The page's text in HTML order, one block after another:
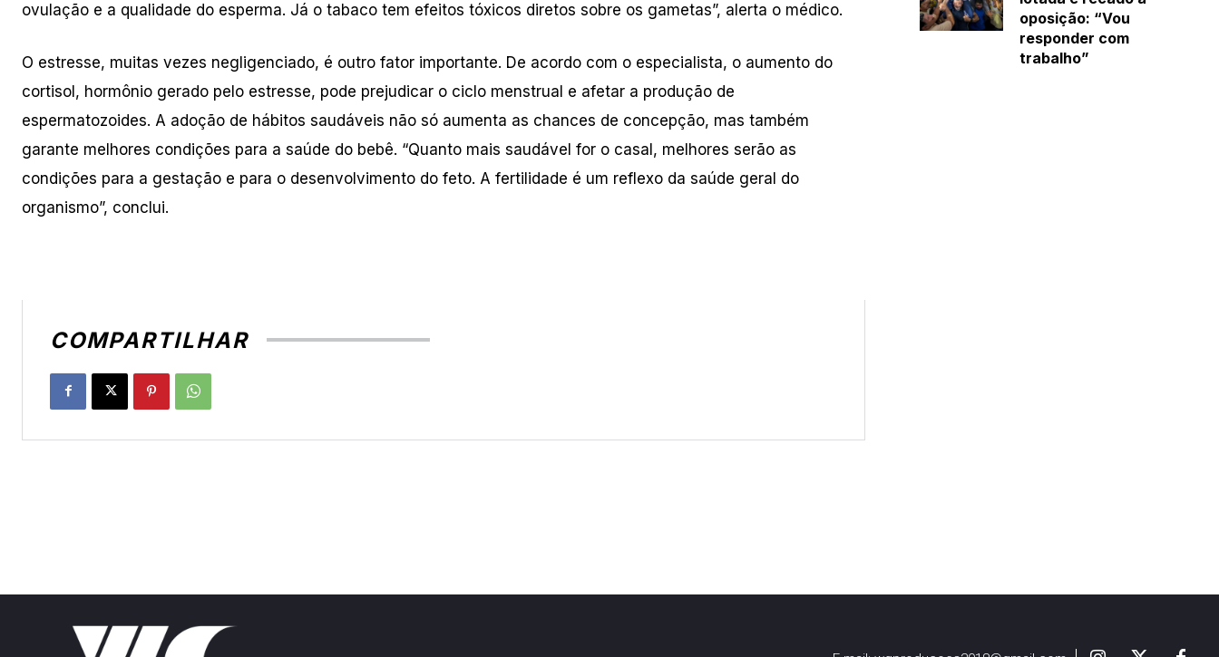
ovulação e a qualidade do esperma. Já o tabaco tem efeitos tóxicos diretos sobre os gametas”, alerta o médico.
O estresse, muitas vezes negligenciado, é outro fator importante. De acordo com o especialista, o aumento do
cortisol, hormônio gerado pelo estresse, pode prejudicar o ciclo menstrual e afetar a produção de
espermatozoides. A adoção de hábitos saudáveis não só aumenta as chances de concepção, mas também
garante melhores condições para a saúde do bebê. “Quanto mais saudável for o casal, melhores serão as
condições para a gestação e para o desenvolvimento do feto. A fertilidade é um reflexo da saúde geral do
organismo”, conclui.
COMPARTILHAR
oposição: “Vou
responder com
trabalho”